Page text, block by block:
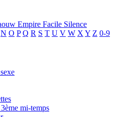
Empire Facile Silence
N O P Q R S T U V W X Y Z 0-9
mi-temps